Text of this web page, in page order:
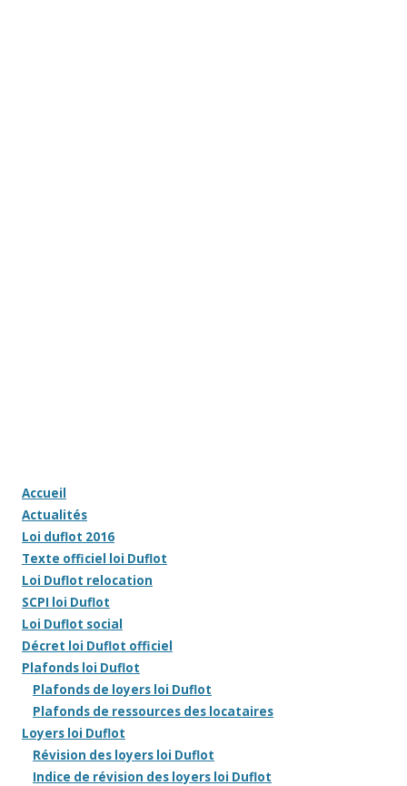
Accueil
Actualités
Loi duflot 2016
Texte officiel loi Duflot
Loi Duflot relocation
SCPI loi Duflot
Loi Duflot social
Décret loi Duflot officiel
Plafonds loi Duflot
Plafonds de loyers loi Duflot
Plafonds de ressources des locataires
Loyers loi Duflot
Révision des loyers loi Duflot
Indice de révision des loyers loi Duflot